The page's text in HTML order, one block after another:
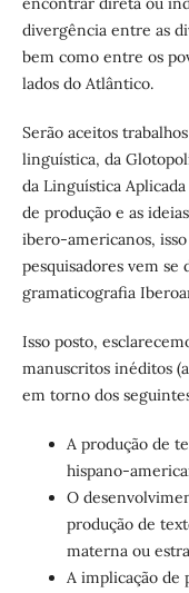
divergência entre as
bem como entre os
lados do Atlântico.
Serão aceitos
linguística, da
da Linguística
de produção e as
ibero-americanos,
pesquisadores vem se
gramaticografia
Isso posto,
manuscritos inéditos
em torno dos
A produção de
hispano-
O
produção de
materna ou
A implicação de